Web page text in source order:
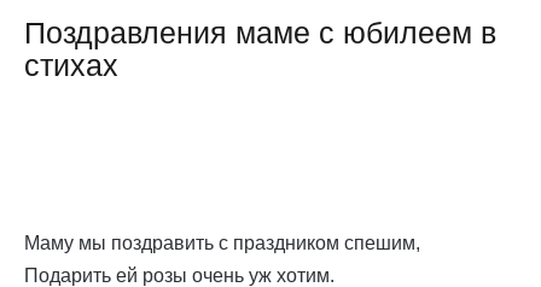
Поздравления маме с юбилеем в
стихах
Маму мы поздравить с праздником спешим,
Подарить ей розы очень уж хотим.